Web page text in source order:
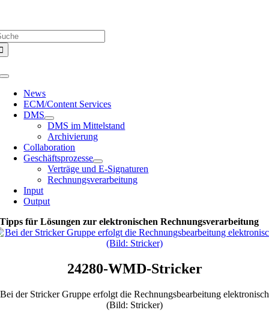
springen
Toggle
Navigation
News
ECM/Content Services
DMS
DMS im Mittelstand
Archivierung
Collaboration
Geschäftsprozesse
Verträge und E-Signaturen
Rechnungsverarbeitung
Input
Output
Tipps für Lösungen zur elektronischen Rechnungsverarbeitung
24280-WMD-Stricker
Bei der Stricker Gruppe erfolgt die Rechnungsbearbeitung elektronisch
(Bild: Stricker)